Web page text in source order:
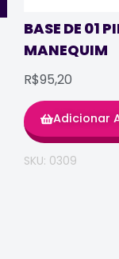
BASE DE 01
MANEQUIM
R$95,20
Adicionar
SKU: 0309